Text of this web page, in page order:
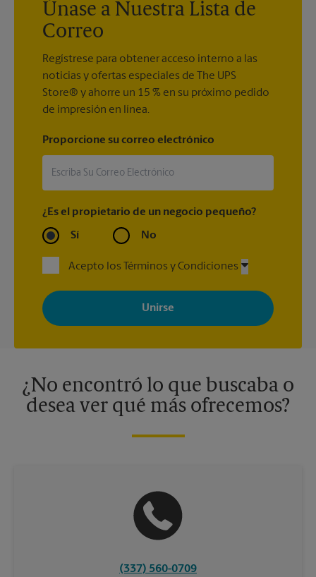
Únase a Nuestra Lista de
Correo
Regístrese para obtener acceso interno a las
noticias y ofertas especiales de The UPS
Store® y ahorre un 15 % en su próximo pedido
de impresión en línea.
Proporcione su correo electrónico
¿Es el propietario de un negocio pequeño?
Sí No
Acepto los Términos y Condiciones
Al registrarse, acepta recibir correos electrónicos de The UPS
Store con noticias, ofertas especiales, promociones y mensajes
adaptados a sus intereses. Puede darse de baja en cualquier
momento. Para más información, consulte nuestra política de
¿No encontró lo que buscaba o
desea ver qué más ofrecemos?
(337) 560-0709